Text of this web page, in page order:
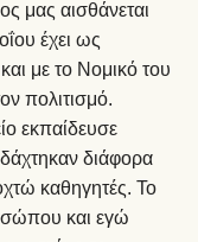
μας αισθάνεται
έχει ως
με το Νομικό του
πολιτισμό.
εκπαίδευσε
διάφορα
καθηγητές. Το
και εγώ